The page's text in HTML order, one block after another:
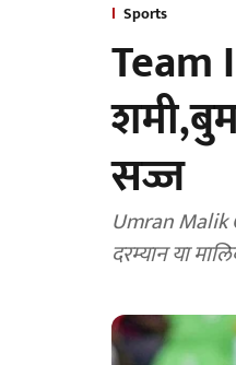
Sports
Team
सज्ज
Umran Malik
दरम्यान या